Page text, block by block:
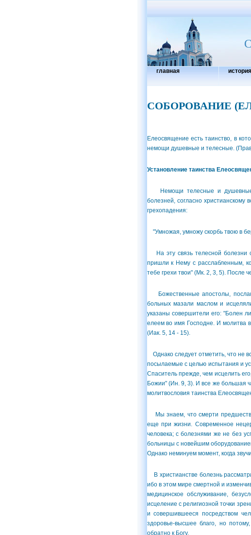
главная
СОБОРОВАНИЕ
Елеосвящение есть таинство, в
немощи душевные и телесные.
Установление таинства
Немощи телесные и душевные
болезней, согласно
грехопадения:
"Умножая, умножу скорбь твою в
На эту связь телесной болезни
пришли к Нему с расслабленным,
тебе грехи твои" (Мк. 2, 3, 5). После
Божественные апостолы,
больных мазали маслом и
указаны совершители его: "Болен
елеем во имя Господне. И молитва
(Иак. 5, 14 - 15).
Однако следует отметить, что не
посылаемые с целью испытания и
Спаситель прежде, чем исцелить
Божии" (Ин. 9, 3). И все же большая
молитвословия таинства
Мы знаем, что смерти
еще при жизни. Современное
человека; с болезнями же не без
больницы с новейшим
Однако неминуем момент, когда
В христианстве болезнь
ибо в этом мире смертной и
медицинское обслуживание,
исцеление с религиозной точки
и совершившееся посредством
здоровье-высшее благо, но
обратно к Богу.